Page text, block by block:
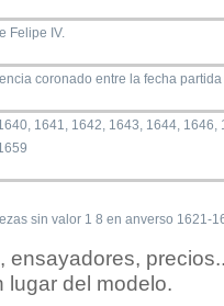
Felipe IV.
coronado entre la fecha
1641, 1642, 1643, 1644,
sin valor 1 8 en anverso 1621-
ensayadores,
lugar del modelo.